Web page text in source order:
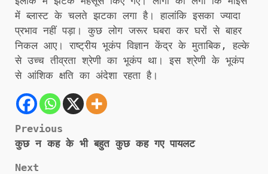
में ब्लास्ट के चलते झटका लगा है। हालांकि इसका ज्यादा
प्रभाव नहीं पड़ा। कुछ लोग जरूर घबरा कर घरों से बाहर
निकल आए। राष्ट्रीय भूकंप विज्ञान केंद्र के मुताबिक, हल्के
से उच्च तीव्रता श्रेणी का भूकंप था। इस श्रेणी के भूकंप
से आंशिक क्षति का अंदेशा रहता है।
Post
navigation
Previous
कुछ न कह के भी बहुत कुछ कह गए पायलट
Next